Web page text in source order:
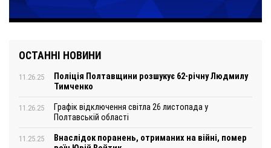
ОСТАННІ НОВИНИ
11.26.25
Поліція Полтавщини розшукує 62-річну Людмилу
Тимченко
11.26.25
Графік відключення світла 26 листопада у
Полтавській області
11.25.25
Внаслідок поранень, отриманих на війні, помер